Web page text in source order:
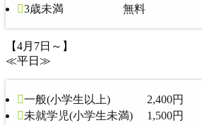
3歳未満 無料
【4月7日～】
≪平日≫
一般(小学生以上) 2,400円
未就学児(小学生未満) 1,500円